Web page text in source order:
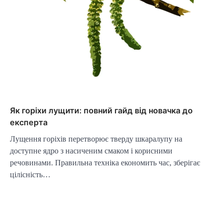
Як горіхи лущити: повний гайд від новачка до
експерта
Лущення горіхів перетворює тверду шкаралупу на
доступне ядро з насиченим смаком і корисними
речовинами. Правильна техніка економить час, зберігає
цілісність…